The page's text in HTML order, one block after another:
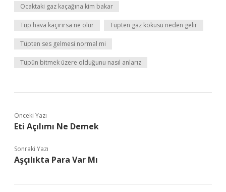
Ocaktaki gaz kaçağına kim bakar
Tüp hava kaçırırsa ne olur Tüpten gaz kokusu neden gelir
Tüpten ses gelmesi normal mi
Tüpün bitmek üzere olduğunu nasıl anlarız
Önceki Yazı
Eti Açılımı Ne Demek
Sonraki Yazı
Aşçılıkta Para Var Mı